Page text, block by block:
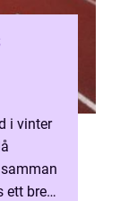
i vinter
ett brett